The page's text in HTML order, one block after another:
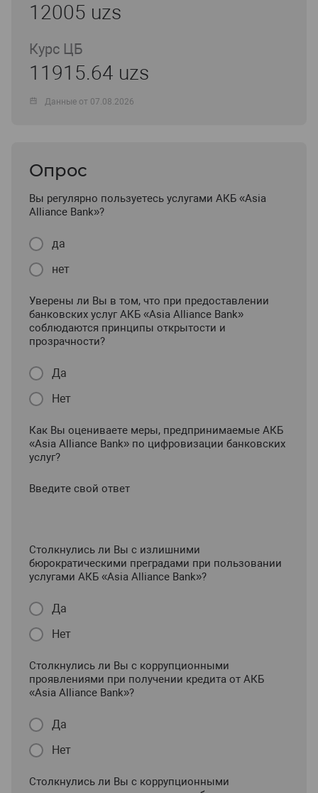
12005 uzs
Курс ЦБ
11915.64 uzs
Данные от 07.08.2026
Опрос
Вы регулярно пользуетесь услугами АКБ «Asia
Alliance Bank»?
да
нет
Уверены ли Вы в том, что при предоставлении
банковских услуг АКБ «Asia Alliance Bank»
соблюдаются принципы открытости и
прозрачности?
Да
Нет
Как Вы оцениваете меры, предпринимаемые АКБ
«Asia Alliance Bank» по цифровизации банковских
услуг?
Введите свой ответ
Столкнулись ли Вы с излишними
бюрократическими преградами при пользовании
услугами АКБ «Asia Alliance Bank»?
Да
Нет
Столкнулись ли Вы с коррупционными
проявлениями при получении кредита от АКБ
«Asia Alliance Bank»?
Да
Нет
Столкнулись ли Вы с коррупционными